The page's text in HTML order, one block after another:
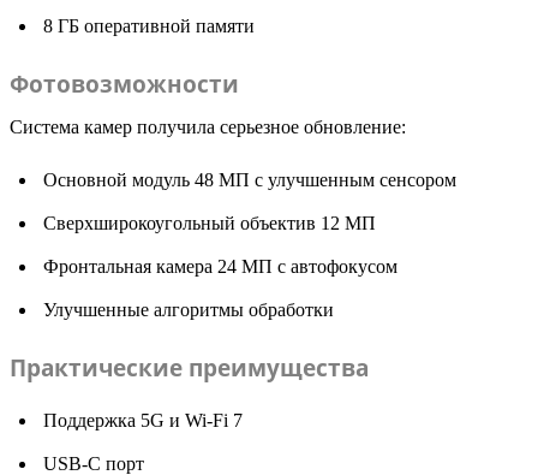
8 ГБ оперативной памяти
Фотовозможности
Система камер получила серьезное обновление:
Основной модуль 48 МП с улучшенным сенсором
Сверхширокоугольный объектив 12 МП
Фронтальная камера 24 МП с автофокусом
Улучшенные алгоритмы обработки
Практические преимущества
Поддержка 5G и Wi-Fi 7
USB-C порт